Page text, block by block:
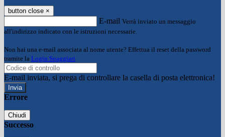
button close ×
E-mail Verrà inviato un messaggio
all'indirizzo indicato con le istruzioni necessarie.
Non hai una e-mail associata al nome utente? Effettua il reset della password
tramite la Login Spaggiari
E-mail inviata, si prega di controllare la casella di posta elettronica!
Errore
Chiudi
Successo